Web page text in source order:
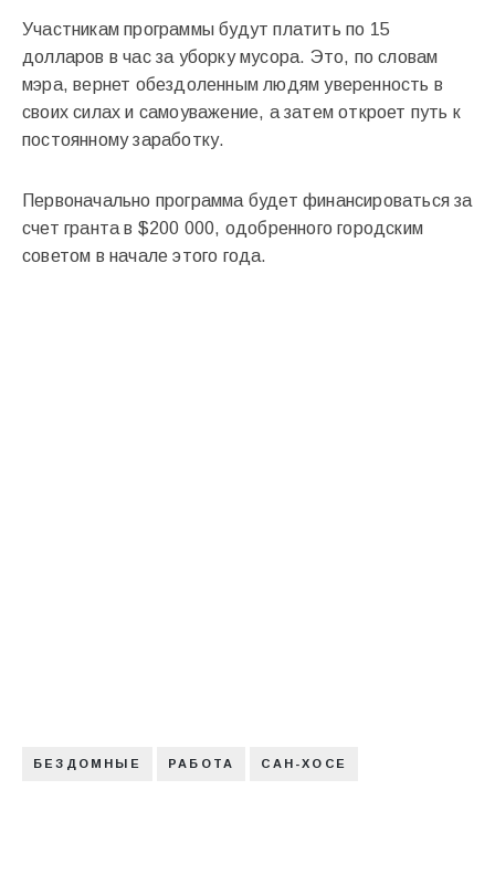
Участникам программы будут платить по 15
долларов в час за уборку мусора. Это, по словам
мэра, вернет обездоленным людям уверенность в
своих силах и самоуважение, а затем откроет путь к
постоянному заработку.
Первоначально программа будет финансироваться за
счет гранта в $200 000, одобренного городским
советом в начале этого года.
БЕЗДОМНЫЕ РАБОТА САН-ХОСЕ